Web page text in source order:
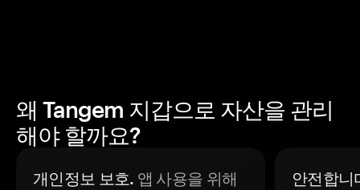
왜 Tangem 지갑으로 자산을 관리
해야 할까요?
개인정보 보호. 앱 사용을 위해
안전합니